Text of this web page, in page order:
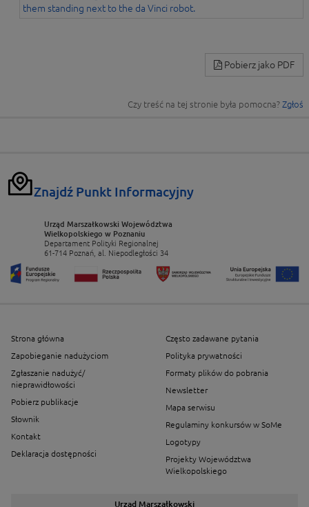
Pobierz jako PDF
Czy treść na tej stronie była pomocna? Zgłoś
Znajdź Punkt Informacyjny
Urząd Marszałkowski Województwa
Wielkopolskiego w Poznaniu
Departament Polityki Regionalnej
61-714 Poznań, al. Niepodległości 34
Strona główna
Zapobieganie nadużyciom
Zgłaszanie nadużyć/
nieprawidłowości
Pobierz publikacje
Słownik
Kontakt
Deklaracja dostępności
Często zadawane pytania
Polityka prywatności
Formaty plików do pobrania
Newsletter
Mapa serwisu
Regulaminy konkursów w SoMe
Logotypy
Projekty Województwa
Wielkopolskiego
Urząd Marszałkowski